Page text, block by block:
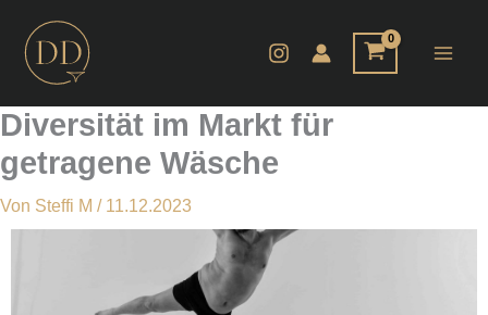
Inhalt
springen
Diversität im Markt für
getragene Wäsche
Von Steffi M / 11.12.2023